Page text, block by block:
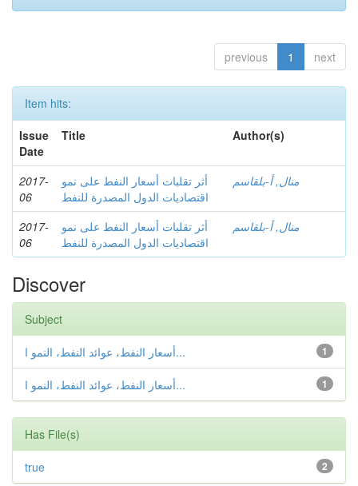
previous 1 next
Item hits:
Issue
Date
Title Author(s)
2017-
06
أثر تقلبات أسعار النفط على نمو
اقتصادیات الدول المصدرة للنفط
منال, أ-بلقاسم
2017-
06
أثر تقلبات أسعار النفط على نمو
اقتصادیات الدول المصدرة للنفط
منال, أ-بلقاسم
Discover
Subject
1 أسعار النفط، عوائد النفط، النمو ا...
1 أسعار النفط، عوائد النفط، النمو ا...
Has File(s)
2
true